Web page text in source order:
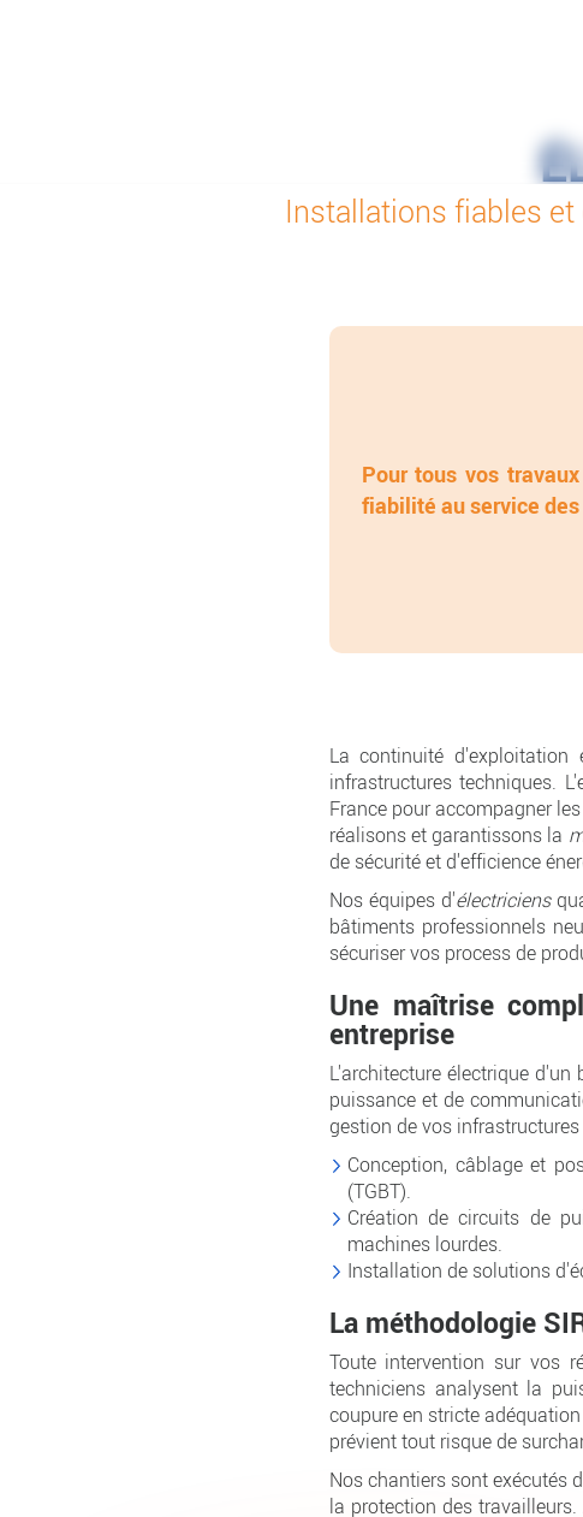
Installations fiables
Pour tous vos
fiabilité au service
La continuité
infrastructures techniques.
France pour accompagner
réalisons et garantissons la
de sécurité et d'efficience
Nos équipes d'électriciens
bâtiments professionnels
sécuriser vos process de
Une maîtrise
entreprise
L'architecture électrique
puissance et de
gestion de vos infrastructures
Conception, câblage et
(TGBT).
Création de circuits de
machines lourdes.
Installation de solutions
La méthodologie
Toute intervention sur vos
techniciens analysent la
coupure en stricte
prévient tout risque de
Nos chantiers sont exécutés
la protection des